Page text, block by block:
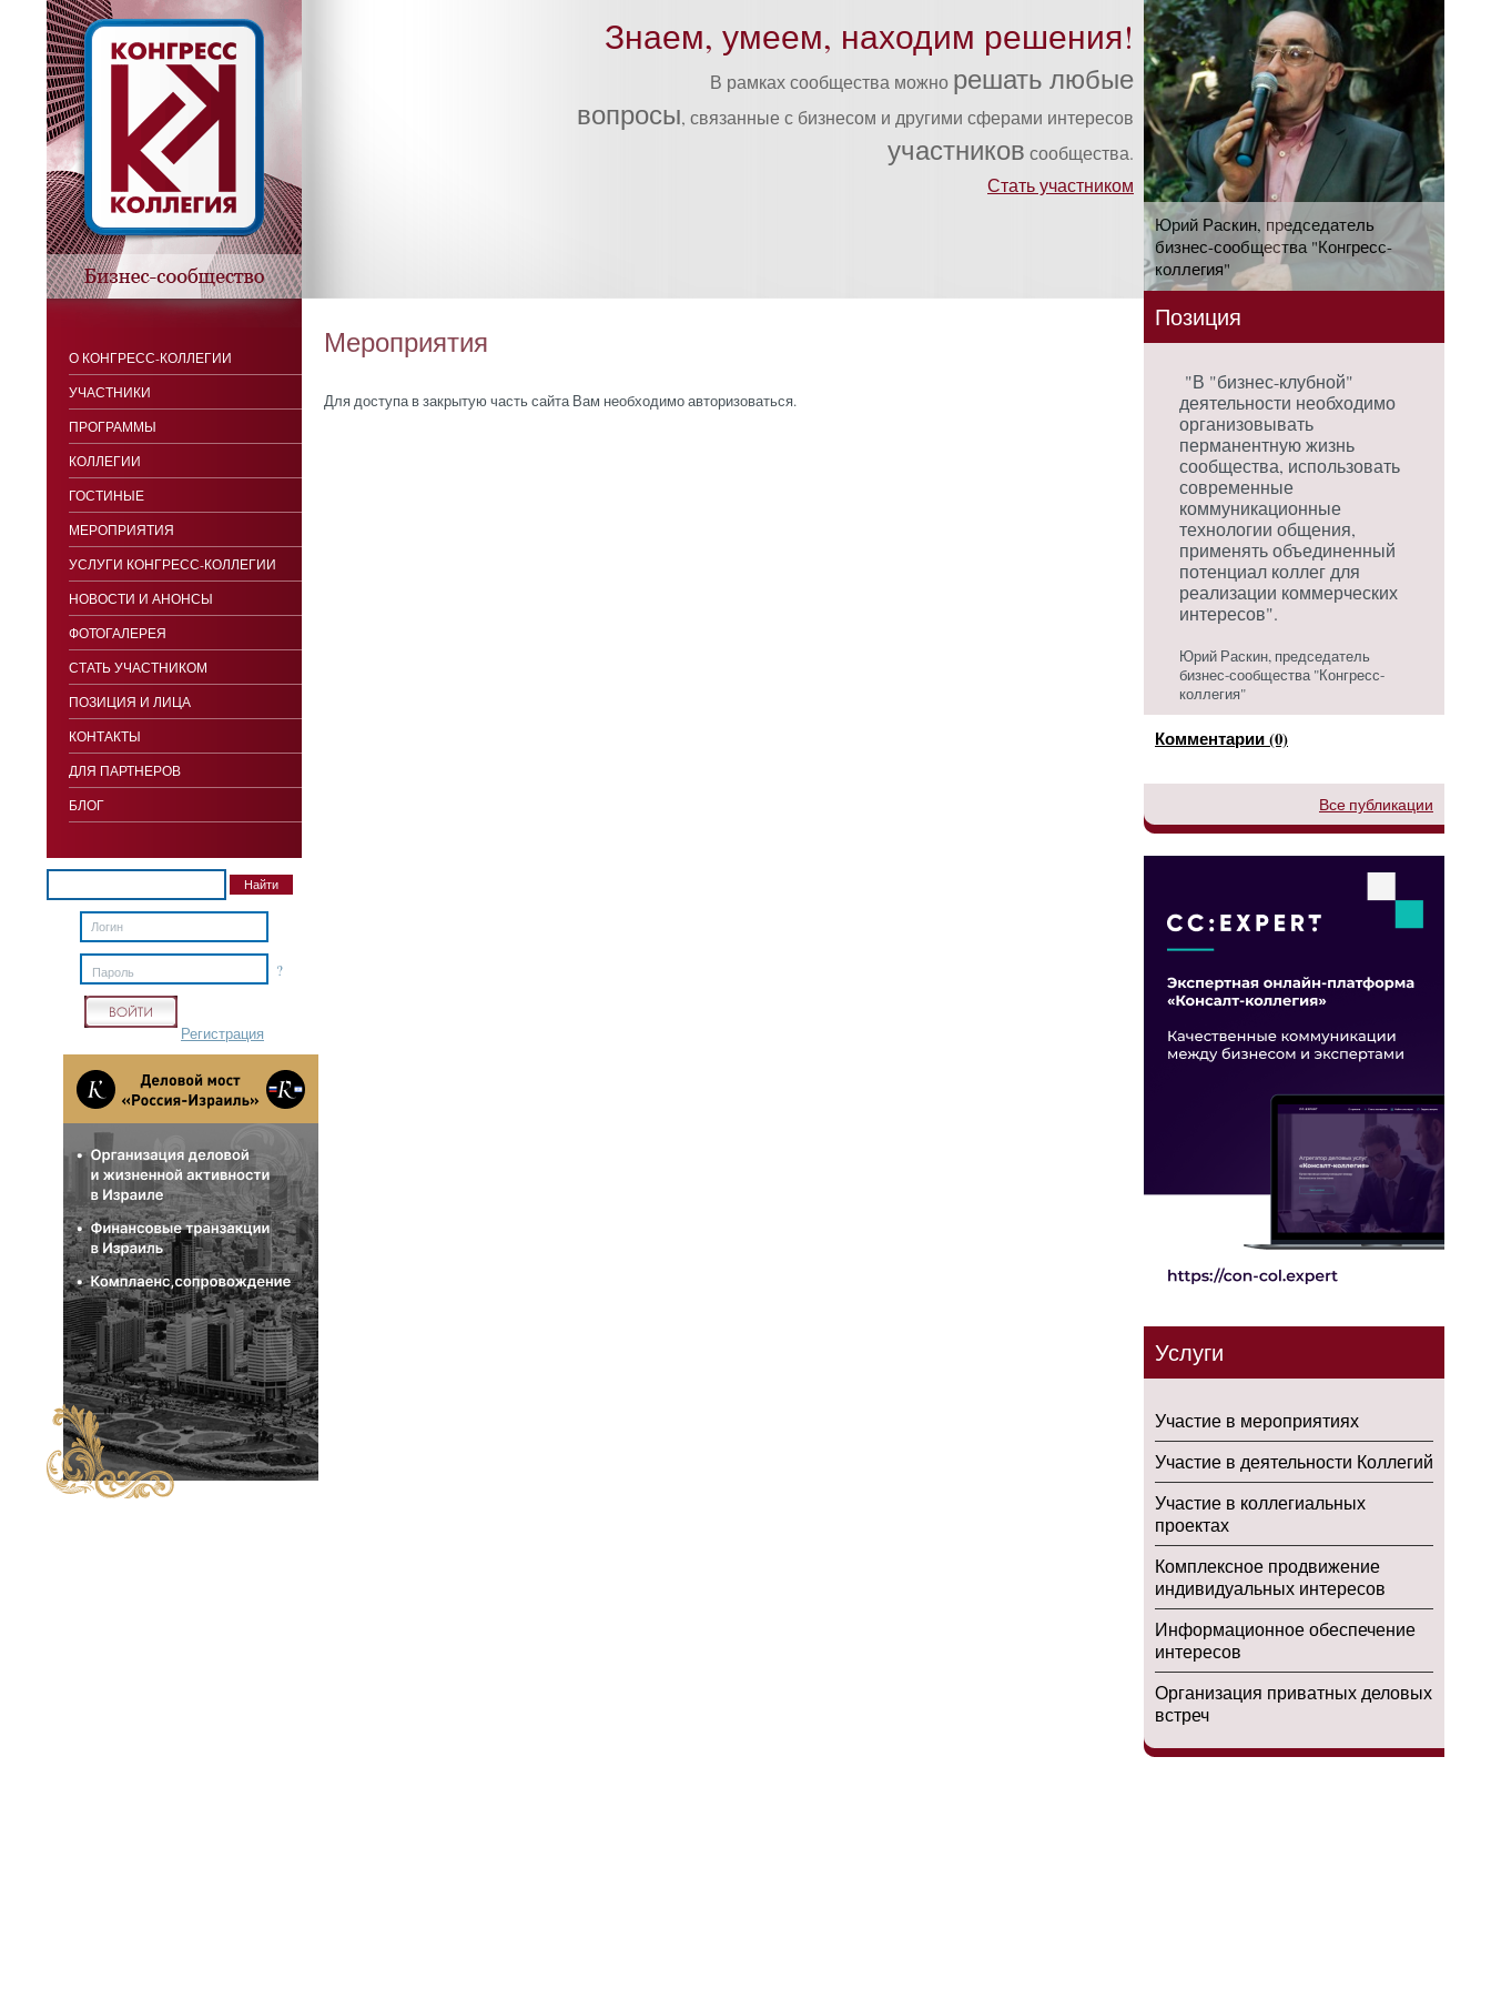
Знаем, умеем, находим решения!
В рамках сообщества можно решать любые
вопросы, связанные с бизнесом и другими сферами интересов
участников сообщества.
Стать участником
Мероприятия
Для доступа в закрытую часть сайта Вам необходимо авторизоваться.
О КОНГРЕСС-КОЛЛЕГИИ
УЧАСТНИКИ
ПРОГРАММЫ
КОЛЛЕГИИ
ГОСТИНЫЕ
МЕРОПРИЯТИЯ
УСЛУГИ КОНГРЕСС-КОЛЛЕГИИ
НОВОСТИ И АНОНСЫ
ФОТОГАЛЕРЕЯ
СТАТЬ УЧАСТНИКОМ
ПОЗИЦИЯ И ЛИЦА
КОНТАКТЫ
ДЛЯ ПАРТНЕРОВ
БЛОГ
?
Пароль
Регистрация
Юрий Раскин, председатель
бизнес-сообщества "Конгресс-
коллегия"
Позиция
"В "бизнес-клубной"
деятельности необходимо
организовывать
перманентную жизнь
сообщества, использовать
современные
коммуникационные
технологии общения,
применять объединенный
потенциал коллег для
реализации коммерческих
интересов".
Юрий Раскин, председатель
бизнес-сообщества "Конгресс-
коллегия"
Комментарии (0)
Все публикации
Услуги
Участие в мероприятиях
Участие в деятельности Коллегий
Участие в коллегиальных
проектах
Комплексное продвижение
индивидуальных интересов
Информационное обеспечение
интересов
Организация приватных деловых
встреч